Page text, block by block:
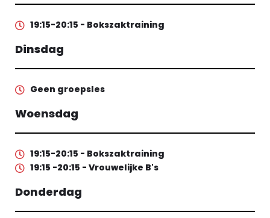
19:15-20:15 - Bokszaktraining
Dinsdag
Geen groepsles
Woensdag
19:15-20:15 - Bokszaktraining
19:15 -20:15 - Vrouwelijke B's
Donderdag